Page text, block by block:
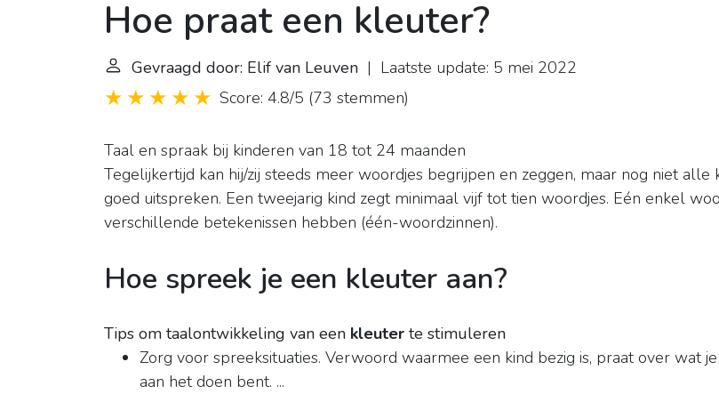
Hoe praat een kleuter?
Gevraagd door: Elif van Leuven | Laatste update: 5 mei 2022
Score: 4.8/5 (73 stemmen)
Taal en spraak bij kinderen van 18 tot 24 maanden
Tegelijkertijd kan hij/zij steeds meer woordjes begrijpen en zeggen, maar nog niet alle
goed uitspreken. Een tweejarig kind zegt minimaal vijf tot tien woordjes. Eén enkel
verschillende betekenissen hebben (één-woordzinnen).
Hoe spreek je een kleuter aan?
Tips om taalontwikkeling van een kleuter te stimuleren
Zorg voor spreeksituaties. Verwoord waarmee een kind bezig is, praat over wat
aan het doen bent. ...